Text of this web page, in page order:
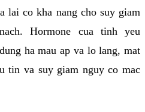
lai co kha nang cho suy giam
Hormone cua tinh yeu
ha mau ap va lo lang, mat
tin va suy giam nguy co mac